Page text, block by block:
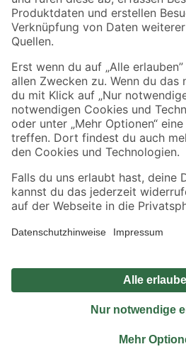
Sicher einkaufen
Jetzt die toom-App herunterladen
Alle Preisangaben in EUR inkl. gesetzl. MwSt.. Die
Umständen nicht in allen Märkten verfügbar. Die
Produkte nur solange der Vorrat reicht.
*Paketversand ab 59 € versandkostenfrei, gilt nicht für
Privatsphäre Impressum
Nutzungsbedingungen
Widerrufsrecht
© 2026 toom Baumarkt GmbH